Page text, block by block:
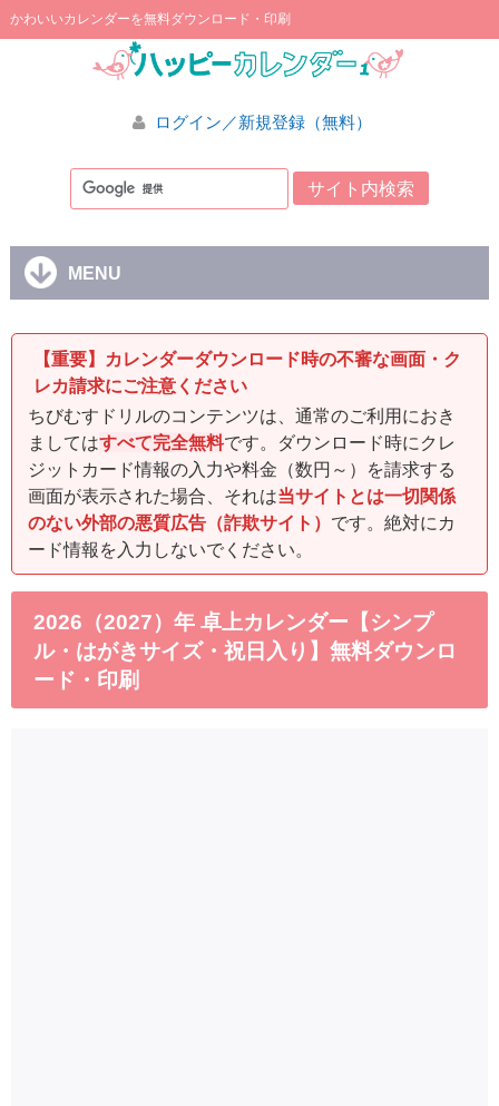
かわいいカレンダーを無料ダウンロード・印刷
ログイン／新規登録（無料）
MENU
【重要】カレンダーダウンロード時の不審な画面・ク
レカ請求にご注意ください
ちびむすドリルのコンテンツは、通常のご利用におき
ましてはすべて完全無料です。ダウンロード時にクレ
ジットカード情報の入力や料金（数円～）を請求する
画面が表示された場合、それは当サイトとは一切関係
のない外部の悪質広告（詐欺サイト） です。絶対にカ
ード情報を入力しないでください。
2026（2027）年 卓上カレンダー【シンプ
ル・はがきサイズ・祝日入り】無料ダウンロ
ード・印刷